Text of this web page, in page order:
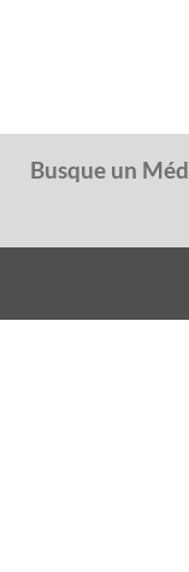
Busque un